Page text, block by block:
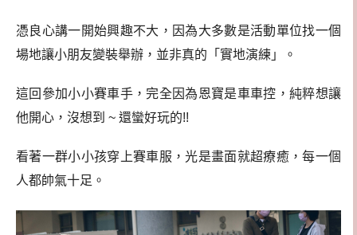
憑良心講一開始興趣不大，因為大多數是活動單位找一個
場地讓小朋友變裝舉辦，並非真的「實地演練」。
這回參加小小賽車手，完全因為恩寶是車車控，純粹想讓
他開心，沒想到 ~ 還蠻好玩的!!
看著一群小小孩穿上賽車服，光是畫面就超療癒，每一個
人都帥氣十足。